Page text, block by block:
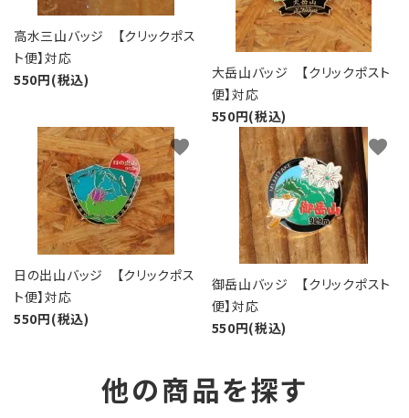
高水三山バッジ 【クリックポス
ト便】対応
550円(税込)
大岳山バッジ 【クリックポスト
便】対応
550円(税込)
日の出山バッジ 【クリックポス
ト便】対応
550円(税込)
favorite
御岳山バッジ 【クリックポスト
便】対応
550円(税込)
favorite
他の商品を探す